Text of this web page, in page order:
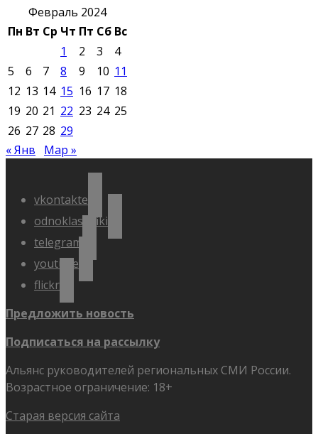
Февраль 2024
Пн Вт Ср Чт Пт Сб Вс
1
2 3
4
5
6 7 8 9 10 11
12 13 14 15 16 17 18
19 20 21 22 23 24 25
26 27 28 29
« Янв
Мар »
vkontakte
odnoklassniki
telegram
youtube
flickr
Предложить новость
Подписаться на рассылку
Альянс руководителей региональных СМИ России.
Возрастное ограничение: 18+
Старая версия сайта